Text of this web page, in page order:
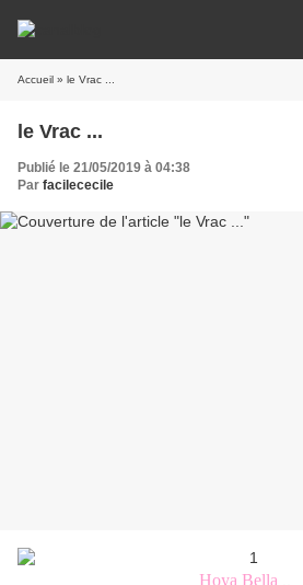
Accueil » le Vrac ...
le Vrac ...
Publié le 21/05/2019 à 04:38
Par facilececile
Hoya Bella